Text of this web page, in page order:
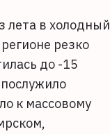
лета в холодный
резко
до -15
к массовому